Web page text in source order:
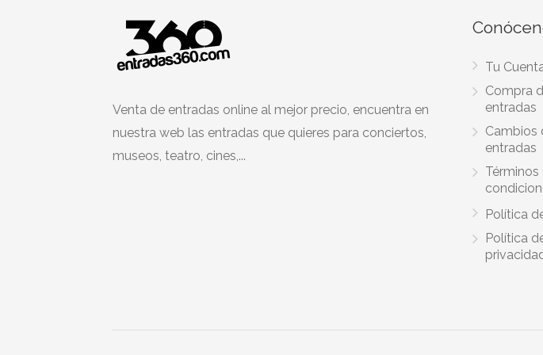
Venta de entradas online al mejor precio, encuentra en
nuestra web las entradas que quieres para conciertos,
museos, teatro, cines,...
Tu
Compra
entradas
Cambios
entradas
Términos
Política
Política